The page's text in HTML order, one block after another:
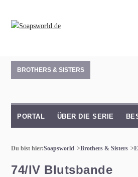
BROTHERS & SISTERS
PORTAL ÜBER DIE SERIE
Du bist hier:Soapsworld Brothers & Sisters
74/IV Blutsbande